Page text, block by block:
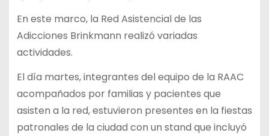
En este marco, la Red Asistencial de las
Adicciones Brinkmann realizó variadas
actividades.
El día martes, integrantes del equipo de la RAAC
acompañados por familias y pacientes que
asisten a la red, estuvieron presentes en la fiestas
patronales de la ciudad con un stand que incluyó